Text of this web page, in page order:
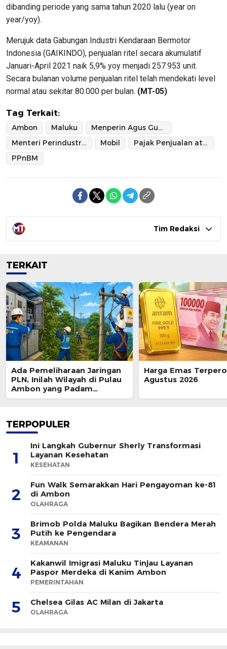
dibanding periode yang sama tahun 2020 lalu (year on
year/yoy).
Merujuk data Gabungan Industri Kendaraan Bermotor
Indonesia (GAIKINDO), penjualan ritel secara akumulatif
Januari-April 2021 naik 5,9% yoy menjadi 257.953 unit.
Secara bulanan volume penjualan ritel telah mendekati level
normal atau sekitar 80.000 per bulan. (MT-05)
Tag Terkait:
Ambon Maluku
Menperin Agus Gumiwang
Menteri Perindustrian
Mobil
Pajak Penjualan atas Barang Mewah
PPnBM
Tim Redaksi
TERKAIT
Ada Pemeliharaan Jaringan
PLN, Inilah Wilayah di Pulau
Ambon yang Padam
Sementara 8 Agustus 2026
Harga Emas
Agustus 2026
TERPOPULER
1
Ini Langkah Gubernur Sherly Transformasi
Layanan Kesehatan
KESEHATAN
2
Fun Walk Semarakkan Hari Pengayoman ke-81
di Ambon
OLAHRAGA
3
Brimob Polda Maluku Bagikan Bendera Merah
Putih ke Pengendara
KEAMANAN
4
Kakanwil Imigrasi Maluku Tinjau Layanan
Paspor Merdeka di Kanim Ambon
PEMERINTAHAN
5 Chelsea Gilas AC Milan di Jakarta
OLAHRAGA